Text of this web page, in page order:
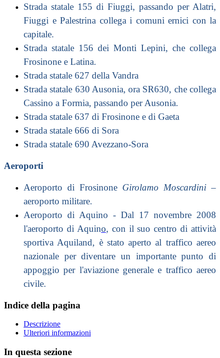
Strada statale 155 di Fiuggi, passando per Alatri,
Fiuggi e Palestrina collega i comuni ernici con la
capitale.
Strada statale 156 dei Monti Lepini, che collega
Frosinone e Latina.
Strada statale 627 della Vandra
Strada statale 630 Ausonia, ora SR630, che collega
Cassino a Formia, passando per Ausonia.
Strada statale 637 di Frosinone e di Gaeta
Strada statale 666 di Sora
Strada statale 690 Avezzano-Sora
Aeroporti
Aeroporto di Frosinone Girolamo Moscardini –
aeroporto militare.
Aeroporto di Aquino - Dal 17 novembre 2008
l'aeroporto di Aquino, con il suo centro di attività
sportiva Aquiland, è stato aperto al traffico aereo
nazionale per diventare un importante punto di
appoggio per l'aviazione generale e traffico aereo
civile.
Indice della pagina
Descrizione
Ulteriori informazioni
In questa sezione